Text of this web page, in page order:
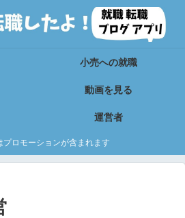
小売への就職
動画を見る
運営者
プロモーションが含まれます